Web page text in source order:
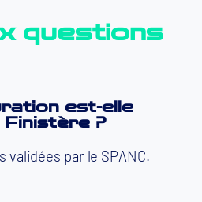
questions
est-elle
?
validées par le SPANC.